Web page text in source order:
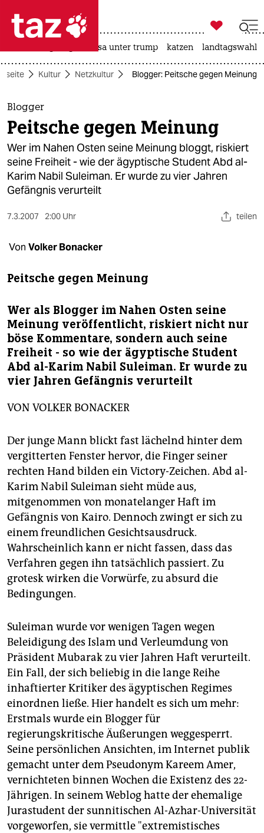
 taz zahl ich
taz zahl ich
themen
politik
öko
gesellschaft
kultur
sport
wahrheit
verlag
verlag
shop
fragen & hilfe
unterstützen
abo
genossenschaft
epaper login

taz zahl ich
usa unter trump katzen landtagswahl
Kultur Netzkultur Blogger: Peitsche gegen Meinung
Blogger
Peitsche gegen Meinung
Wer im Nahen Osten seine Meinung bloggt, riskiert
seine Freiheit - wie der ägyptische Student Abd al-
Karim Nabil Suleiman. Er wurde zu vier Jahren
Gefängnis verurteilt
7.3.2007 2:00 Uhr teilen
Von Volker Bonacker
Peitsche gegen Meinung
Wer als Blogger im Nahen Osten seine
Meinung veröffentlicht, riskiert nicht nur
böse Kommentare, sondern auch seine
Freiheit - so wie der ägyptische Student
Abd al-Karim Nabil Suleiman. Er wurde zu
vier Jahren Gefängnis verurteilt
VON VOLKER BONACKER
Der junge Mann blickt fast lächelnd hinter dem
vergitterten Fenster hervor, die Finger seiner
rechten Hand bilden ein Victory-Zeichen. Abd al-
Karim Nabil Suleiman sieht müde aus,
mitgenommen von monatelanger Haft im
Gefängnis von Kairo. Dennoch zwingt er sich zu
einem freundlichen Gesichtsausdruck.
Wahrscheinlich kann er nicht fassen, dass das
Verfahren gegen ihn tatsächlich passiert. Zu
grotesk wirken die Vorwürfe, zu absurd die
Bedingungen.
Suleiman wurde vor wenigen Tagen wegen
Beleidigung des Islam und Verleumdung von
Präsident Mubarak zu vier Jahren Haft verurteilt.
Ein Fall, der sich beliebig in die lange Reihe
inhaftierter Kritiker des ägyptischen Regimes
einordnen ließe. Hier handelt es sich um mehr:
Erstmals wurde ein Blogger für
regierungskritische Äußerungen weggesperrt.
Seine persönlichen Ansichten, im Internet publik
gemacht unter dem Pseudonym Kareem Amer,
vernichteten binnen Wochen die Existenz des 22-
Jährigen. In seinem Weblog hatte der ehemalige
Jurastudent der sunnitischen Al-Azhar-Universität
vorgeworfen, sie vermittle "extremistisches